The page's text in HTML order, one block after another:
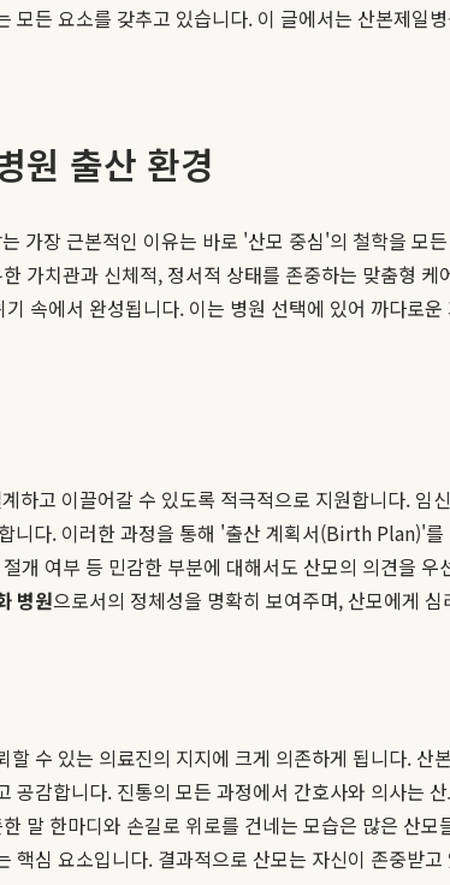
든 요소를 갖추고 있습니다. 이 글에서는 산본제일
원 출산 환경
가장 근본적인 이유는 바로 '산모 중심'의 철학을 모
가치관과 신체적, 정서적 상태를 존중하는 맞춤형 케
속에서 완성됩니다. 이는 병원 선택에 있어 까다로
하고 이끌어갈 수 있도록 적극적으로 지원합니다.
니다. 이러한 과정을 통해 '출산 계획서(Birth Plan)'
개 여부 등 민감한 부분에 대해서도 산모의 의견을
병원으로서의 정체성을 명확히 보여주며, 산모에게
수 있는 의료진의 지지에 크게 의존하게 됩니다.
감합니다. 진통의 모든 과정에서 간호사와 의사는
말 한마디와 손길로 위로를 건네는 모습은 많은 산
핵심 요소입니다. 결과적으로 산모는 자신이 존중받